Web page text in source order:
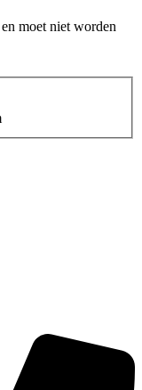
moet niet worden